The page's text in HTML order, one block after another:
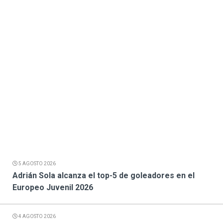
5 AGOSTO 2026
Adrián Sola alcanza el top-5 de goleadores en el
Europeo Juvenil 2026
4 AGOSTO 2026